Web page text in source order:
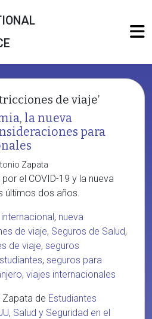
de viaje’
la nueva
para
Zapata
el COVID-19 y la nueva
últimos dos años.
, nueva
de viaje, Seguros de Salud,
de viaje, seguros
, seguros para
, viajes internacionales
de Estudiantes
, Salud y Seguridad en el